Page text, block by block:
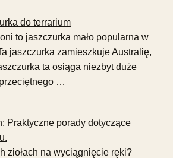
do terrarium
to jaszczurka mało popularna w
jaszczurka zamieszkuje Australię,
ta osiąga niezbyt duże
…
Praktyczne porady dotyczące
ziołach na wyciągnięcie ręki?